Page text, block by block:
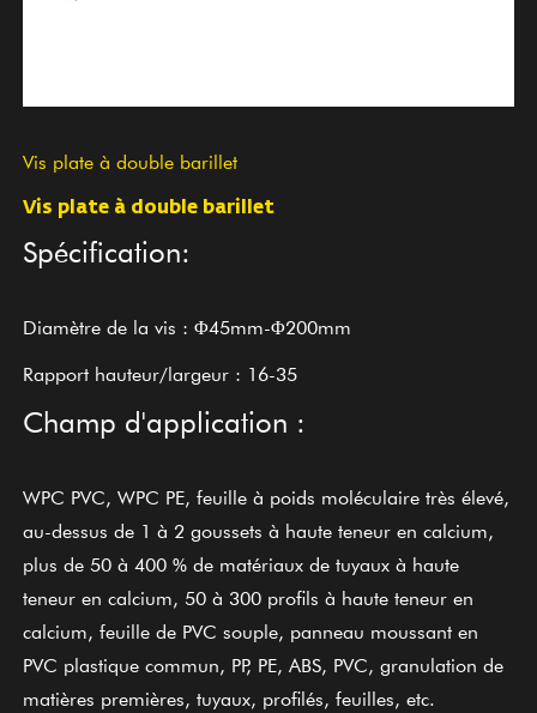
Vis plate à double barillet
Vis plate à double barillet
Spécification:
Diamètre de la vis : Φ45mm-Φ200mm
Rapport hauteur/largeur : 16-35
Champ d'application :
WPC PVC, WPC PE, feuille à poids moléculaire très élevé,
au-dessus de 1 à 2 goussets à haute teneur en calcium,
plus de 50 à 400 % de matériaux de tuyaux à haute
teneur en calcium, 50 à 300 profils à haute teneur en
calcium, feuille de PVC souple, panneau moussant en
PVC plastique commun, PP, PE, ABS, PVC, granulation de
matières premières, tuyaux, profilés, feuilles, etc.